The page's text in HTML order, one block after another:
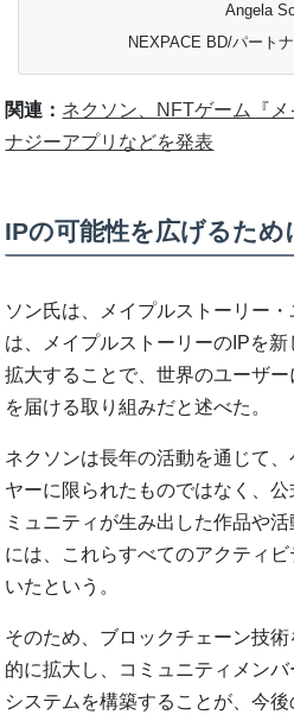
Angela
NEXPACE BD/パート
関連： ネクソン、NFTゲーム『
ナジーアプリなどを発表
IPの可能性を広げるため
ソン氏は、メイプルストーリー
は、メイプルストーリーのIPを
拡大することで、世界のユーザ
を届ける取り組みだと述べた。
ネクソンは長年の活動を通じて
ヤーに限られたものではなく、
ミュニティが生み出した作品や
には、これらすべてのアクティ
いたという。
そのため、ブロックチェーン技
的に拡大し、コミュニティメン
システムを構築することが、今